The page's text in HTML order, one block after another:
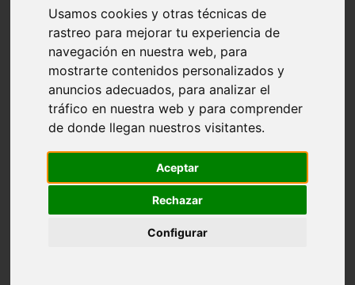
Usamos cookies y otras técnicas de
rastreo para mejorar tu experiencia de
navegación en nuestra web, para
mostrarte contenidos personalizados y
anuncios adecuados, para analizar el
tráfico en nuestra web y para comprender
de donde llegan nuestros visitantes.
Aceptar
Rechazar
Configurar
Madrid - madrid
Alicante - dénia
Madrid - pozuelo-de-alarcón
Valencia - valencia
Barcelona - granollers
Girona - girona
Illes-balears - palma-de-mallorca
Las-palmas - arrecife
Madrid - majadahonda
Alicante - alicante
Guadalajara - guadalajara
Madrid - móstoles
Toledo - talavera-de-la-reina